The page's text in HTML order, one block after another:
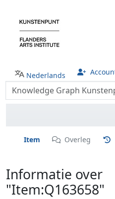
Nederlands
Item Overleg
Informatie over
"Item:Q163658"